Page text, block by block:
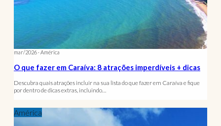
mar/2026 · América
O que fazer em Caraíva: 8 atrações imperdíveis + dicas
Descubra quais atrações incluir na sua lista do que fazer em Caraíva e fique
por dentro de dicas extras, incluindo…
América